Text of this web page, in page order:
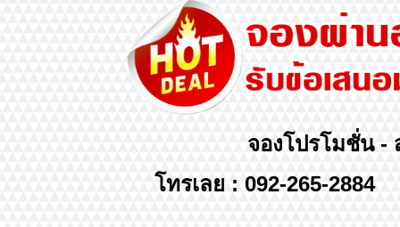
จองโปรโมชั่น -
โทรเลย : 092-265-2884